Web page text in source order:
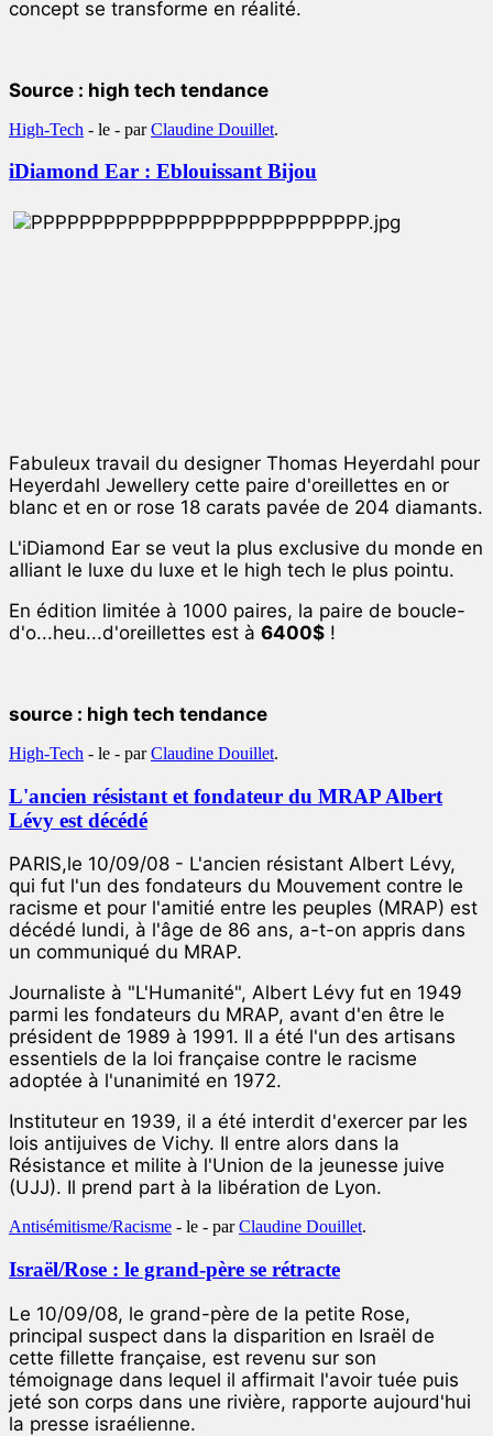
concept se transforme en réalité.
Source : high tech tendance
High-Tech - le - parClaudine Douillet.
iDiamond Ear : Eblouissant Bijou
Fabuleux travail du designer Thomas Heyerdahl pour
Heyerdahl Jewellery cette paire d'oreillettes en or
blanc et en or rose 18 carats pavée de 204 diamants.
L'iDiamond Ear se veut la plus exclusive du monde en
alliant le luxe du luxe et le high tech le plus pointu.
En édition limitée à 1000 paires, la paire de boucle-
d'o...heu...d'oreillettes est à 6400$ !
source : high tech tendance
High-Tech - le - parClaudine Douillet.
L'ancien résistant et fondateur du MRAP Albert
Lévy est décédé
PARIS,le 10/09/08 - L'ancien résistant Albert Lévy,
qui fut l'un des fondateurs du Mouvement contre le
racisme et pour l'amitié entre les peuples (MRAP) est
décédé lundi, à l'âge de 86 ans, a-t-on appris dans
un communiqué du MRAP.
Journaliste à "L'Humanité", Albert Lévy fut en 1949
parmi les fondateurs du MRAP, avant d'en être le
président de 1989 à 1991. Il a été l'un des artisans
essentiels de la loi française contre le racisme
adoptée à l'unanimité en 1972.
Instituteur en 1939, il a été interdit d'exercer par les
lois antijuives de Vichy. Il entre alors dans la
Résistance et milite à l'Union de la jeunesse juive
(UJJ). Il prend part à la libération de Lyon.
Antisémitisme/Racisme - le - parClaudine Douillet.
Israël/Rose : le grand-père se rétracte
Le 10/09/08, le grand-père de la petite Rose,
principal suspect dans la disparition en Israël de
cette fillette française, est revenu sur son
témoignage dans lequel il affirmait l'avoir tuée puis
jeté son corps dans une rivière, rapporte aujourd'hui
la presse israélienne.